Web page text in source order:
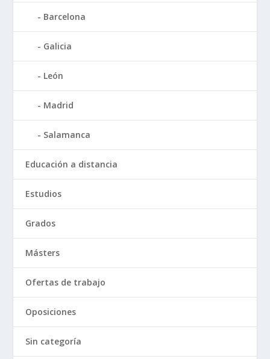
Barcelona
Galicia
León
Madrid
Salamanca
Educación a distancia
Estudios
Grados
Másters
Ofertas de trabajo
Oposiciones
Sin categoría